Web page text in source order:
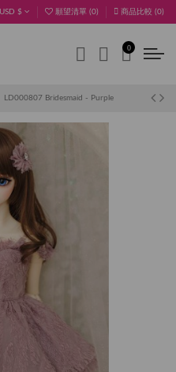
USD $ 願望清單 (0) 商品比較 (0)
0
LD000807 Bridesmaid - Purple